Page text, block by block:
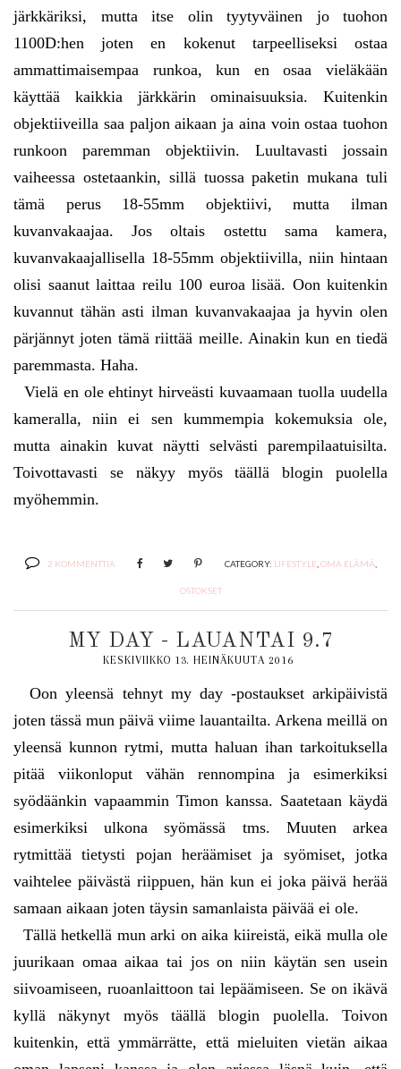
järkkäriksi, mutta itse olin tyytyväinen jo tuohon
1100D:hen joten en kokenut tarpeelliseksi ostaa
ammattimaisempaa runkoa, kun en osaa vieläkään
käyttää kaikkia järkkärin ominaisuuksia. Kuitenkin
objektiiveilla saa paljon aikaan ja aina voin ostaa tuohon
runkoon paremman objektiivin. Luultavasti jossain
vaiheessa ostetaankin, sillä tuossa paketin mukana tuli
tämä perus 18-55mm objektiivi, mutta ilman
kuvanvakaajaa. Jos oltais ostettu sama kamera,
kuvanvakaajallisella 18-55mm objektiivilla, niin hintaan
olisi saanut laittaa reilu 100 euroa lisää. Oon kuitenkin
kuvannut tähän asti ilman kuvanvakaajaa ja hyvin olen
pärjännyt joten tämä riittää meille. Ainakin kun en tiedä
paremmasta. Haha.
Vielä en ole ehtinyt hirveästi kuvaamaan tuolla uudella
kameralla, niin ei sen kummempia kokemuksia ole,
mutta ainakin kuvat näytti selvästi parempilaatuisilta.
Toivottavasti se näkyy myös täällä blogin puolella
myöhemmin.
2 KOMMENTTIA CATEGORY: LIFESTYLE,OMA ELÄMÄ,
OSTOKSET
MY DAY - LAUANTAI 9.7
KESKIVIIKKO 13. HEINÄKUUTA 2016
Oon yleensä tehnyt my day -postaukset arkipäivistä
joten tässä mun päivä viime lauantailta. Arkena meillä on
yleensä kunnon rytmi, mutta haluan ihan tarkoituksella
pitää viikonloput vähän rennompina ja esimerkiksi
syödäänkin vapaammin Timon kanssa. Saatetaan käydä
esimerkiksi ulkona syömässä tms. Muuten arkea
rytmittää tietysti pojan heräämiset ja syömiset, jotka
vaihtelee päivästä riippuen, hän kun ei joka päivä herää
samaan aikaan joten täysin samanlaista päivää ei ole.
Tällä hetkellä mun arki on aika kiireistä, eikä mulla ole
juurikaan omaa aikaa tai jos on niin käytän sen usein
siivoamiseen, ruoanlaittoon tai lepäämiseen. Se on ikävä
kyllä näkynyt myös täällä blogin puolella. Toivon
kuitenkin, että ymmärrätte, että mieluiten vietän aikaa